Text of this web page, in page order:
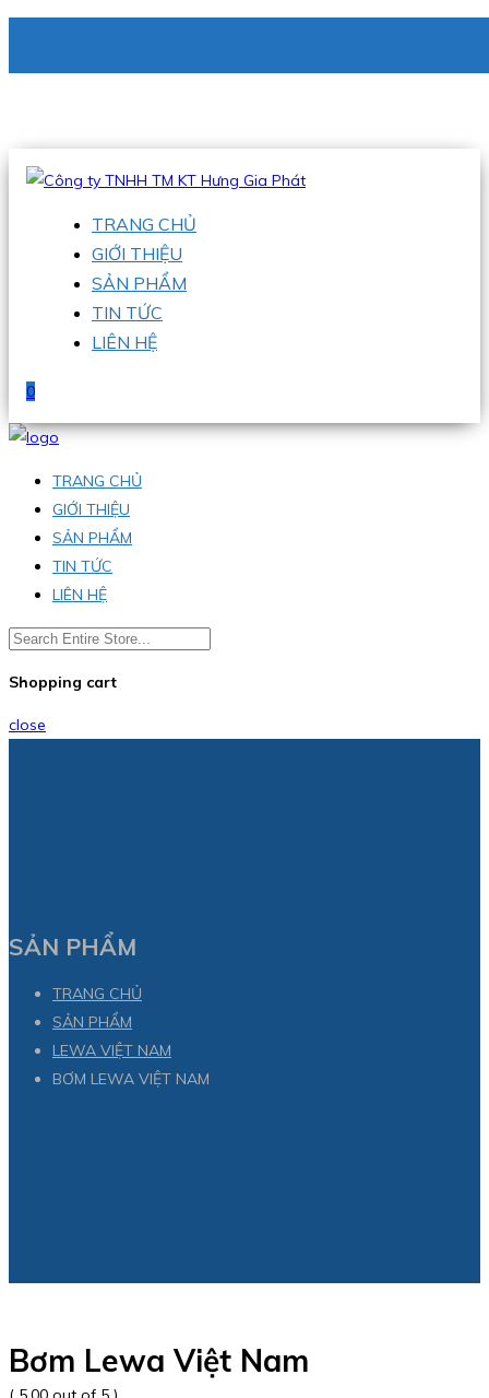
Hotline:0938 336 079
TRANG CHỦ
GIỚI THIỆU
SẢN PHẨM
TIN TỨC
LIÊN HỆ
0
TRANG CHỦ
GIỚI THIỆU
SẢN PHẨM
TIN TỨC
LIÊN HỆ
Shopping cart
close
SẢN PHẨM
TRANG CHỦ
SẢN PHẨM
LEWA VIỆT NAM
BƠM LEWA VIỆT NAM
Bơm Lewa Việt Nam